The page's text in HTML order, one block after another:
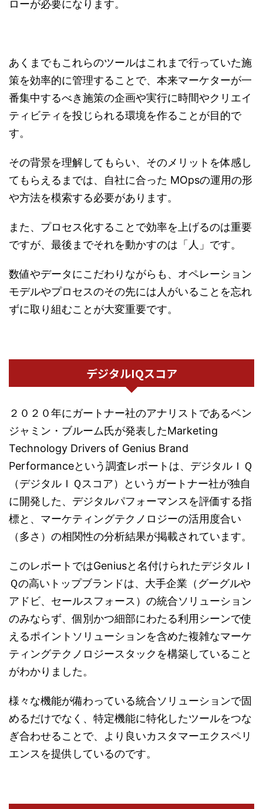
ローが必要になります。
あくまでもこれらのツールはこれまで行っていた施
策を効率的に管理することで、本来マーケターが一
番集中するべき施策の企画や実行に時間やクリエイ
ティビティを投じられる環境を作ることが目的で
す。
その背景を理解してもらい、そのメリットを体感し
てもらえるまでは、自社に合った MOpsの運用の形
や方法を模索する必要があります。
また、プロセス化することで効率を上げるのは重要
ですが、最後までそれを動かすのは「人」です。
数値やデータにこだわりながらも、オペレーション
モデルやプロセスのその先には人がいることを忘れ
ずに取り組むことが大変重要です。
デジタルIQスコア
２０２０年にガートナー社のアナリストであるベン
ジャミン・ブルーム氏が発表したMarketing
Technology Drivers of Genius Brand
Performanceという調査レポートは、デジタルＩＱ
（デジタルＩＱスコア）というガートナー社が独自
に開発した、デジタルパフォーマンスを評価する指
標と、マーケティングテクノロジーの活用度合い
（多さ）の相関性の分析結果が掲載されています。
このレポートではGeniusと名付けられたデジタルＩ
Ｑの高いトップブランドは、大手企業（グーグルや
アドビ、セールスフォース）の統合ソリューション
のみならず、個別かつ細部にわたる利用シーンで使
えるポイントソリューションを含めた複雑なマーケ
ティングテクノロジースタックを構築していること
がわかりました。
様々な機能が備わっている統合ソリューションで固
めるだけでなく、特定機能に特化したツールをつな
ぎ合わせることで、より良いカスタマーエクスペリ
エンスを提供しているのです。